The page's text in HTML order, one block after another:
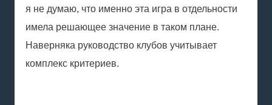
я не думаю, что именно эта игра в отдельности
имела решающее значение в таком плане.
Наверняка руководство клубов учитывает
комплекс критериев.